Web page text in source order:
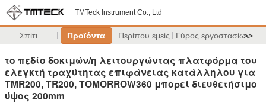
TMTeck Instrument Co., Ltd
Σπίτι Προϊόντα Περίπου εμείς Γύρος εργοστασίων
>>
το πεδίο δοκιμών/η λειτουργώντας πλατφόρμα του
ελεγκτή τραχύτητας επιφάνειας κατάλληλου για
TMR200, TR200, TOMORROW360 μπορεί διευθετήσιμο
ύψος 200mm